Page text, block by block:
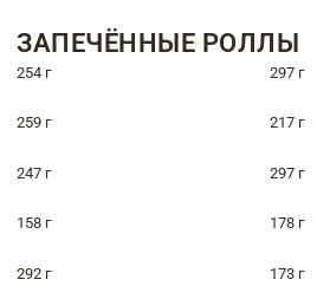
ЗАПЕЧЁННЫЕ РОЛЛЫ
254 г 297 г
259 г 217 г
247 г 297 г
158 г 178 г
292 г 173 г